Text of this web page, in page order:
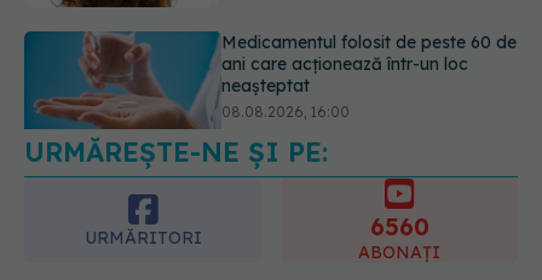
Transpirații nocturne: semnul ignorat
care poate ascunde probleme
serioase de sănătate
08.08.2026, 20:00
URMĂREȘTE-NE ȘI PE:
URMĂRITORI 6560
ABONAȚI